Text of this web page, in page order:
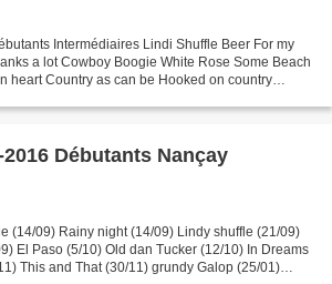
Intermédiaires Lindi Shuffle Beer For my
a lot Cowboy Boogie White Rose Some Beach
heart Country as can be Hooked on country
Débutants Nançay
(14/09) Rainy night (14/09) Lindy shuffle (21/09)
El Paso (5/10) Old dan Tucker (12/10) In Dreams
This and That (30/11) grundy Galop (25/01)